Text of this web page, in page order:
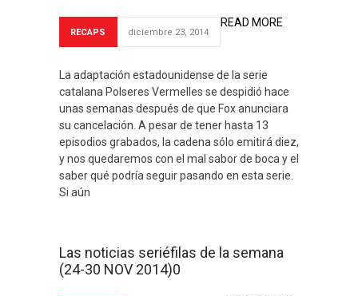
RECAPS diciembre 23, 2014
La adaptación estadounidense de la serie
catalana Polseres Vermelles se despidió hace
unas semanas después de que Fox anunciara
su cancelación. A pesar de tener hasta 13
episodios grabados, la cadena sólo emitirá diez,
y nos quedaremos con el mal sabor de boca y el
saber qué podría seguir pasando en esta serie.
Si aún
READ MORE
Las noticias seriéfilas de la semana
(24-30 NOV 2014)0